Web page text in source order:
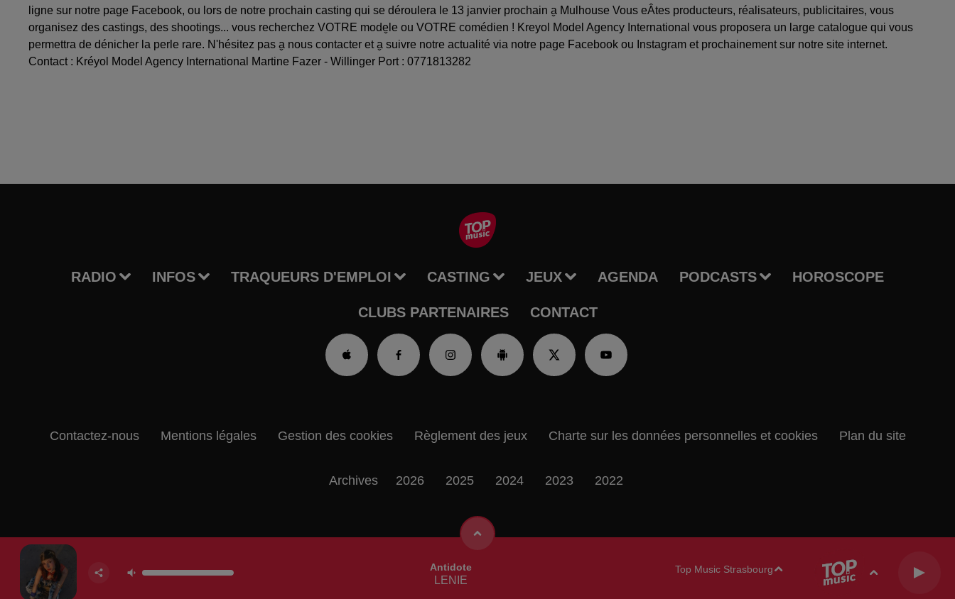
ligne sur notre page Facebook, ou lors de notre prochain casting qui se déroulera le 13 janvier prochain a̬ Mulhouse Vous eÂtes producteurs, réalisateurs, publicitaires, vous
organisez des castings, des shootings... vous recherchez VOTRE mode̬le ou VOTRE comédien ! Kreyol Model Agency International vous proposera un large catalogue qui vous
permettra de dénicher la perle rare. N'hésitez pas a̬ nous contacter et a̬ suivre notre actualité via notre page Facebook ou Instagram et prochainement sur notre site internet.
Contact : Kréyol Model Agency International Martine Fazer - Willinger Port : 0771813282
RADIO INFOS TRAQUEURS D'EMPLOI CASTING JEUX AGENDA PODCASTS HOROSCOPE
CLUBS PARTENAIRES CONTACT
Antidote
LENIE
Top Music Strasbourg
Contactez-nous Mentions légales Gestion des cookies Règlement des jeux Charte sur les données personnelles et cookies Plan du site
Archives 2026 2025 2024 2023 2022